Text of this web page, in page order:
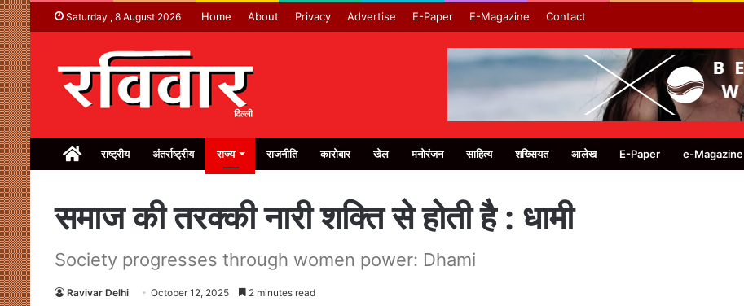
Saturday , 8 August 2026 Home About Privacy Advertise E-Paper E-Magazine Contact
Homeराष्ट्रीय अंतर्राष्ट्रीय राज्य राजनीति कारोबार खेल मनोरंजन साहित्य शख्सियत आलेख E-Paper e-Magazine
समाज की तरक्की नारी शक्ति से होती है : धामी
Society progresses through women power: Dhami
Ravivar Delhi October 12, 2025 2 minutes read